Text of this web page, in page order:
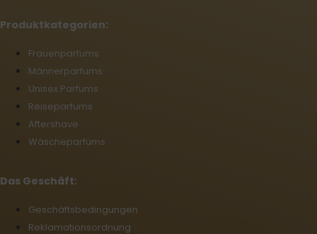
Produktkategorien:
Frauenparfums
Männerparfums
Unisex Parfums
Reiseparfums
Aftershave
Wäscheparfüms
Das Geschäft:
Geschäftsbedingungen
Reklamationsordnung